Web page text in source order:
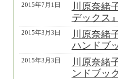
2015年7月1日
川原奈緒
デックス
2015年3月3日
川原奈緒
ハンドブ
2015年3月3日
川原奈緒
ンドブッ